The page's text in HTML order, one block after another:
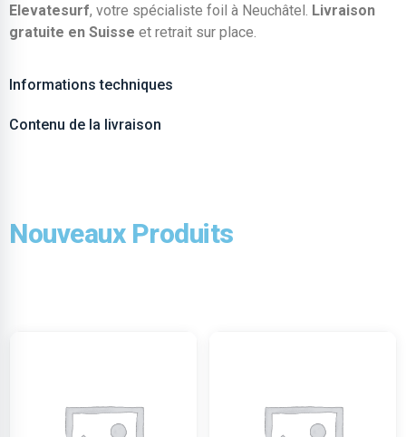
Elevatesurf, votre spécialiste foil à Neuchâtel. Livraison
gratuite en Suisse et retrait sur place.
Informations techniques
Contenu de la livraison
Nouveaux Produits